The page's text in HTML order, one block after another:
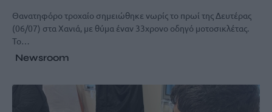
Θανατηφόρο τροχαίο σημειώθηκε νωρίς το πρωί της Δευτέρας
(06/07) στα Χανιά, με θύμα έναν 33χρονο οδηγό μοτοσικλέτας.
Το…
Newsroom